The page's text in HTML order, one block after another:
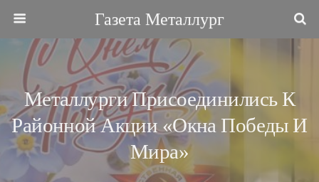
Газета Металлург
Металлурги Присоединились К
Районной Акции «Окна Победы И
Мира»